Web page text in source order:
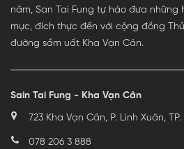
năm, San Tai Fung tự hào đưa những
mực, đích thực đến với cộng đồng
đường sầm uất Kha Vạn Cân.
Sain Tai Fung - Kha Vạn Cân
723 Kha Vạn Cân, P. Linh Xuân, TP.
078 206 3 888